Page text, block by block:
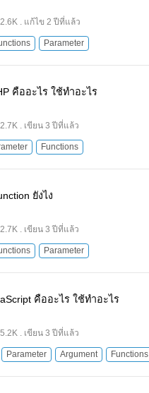
. แก้ไข 2 ปีที่แล้ว
Parameter
คืออะไร ใช้ทำอะไร
. เขียน 3 ปีที่แล้ว
Functions
ยังไง
. เขียน 3 ปีที่แล้ว
Parameter
คืออะไร ใช้ทำอะไร
. เขียน 3 ปีที่แล้ว
Parameter Argument Functions